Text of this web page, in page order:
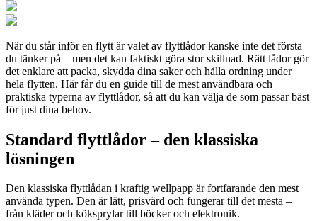
När du står inför en flytt är valet av flyttlådor kanske inte det första
du tänker på – men det kan faktiskt göra stor skillnad. Rätt lådor gör
det enklare att packa, skydda dina saker och hålla ordning under
hela flytten. Här får du en guide till de mest användbara och
praktiska typerna av flyttlådor, så att du kan välja de som passar bäst
för just dina behov.
Standard flyttlådor – den klassiska
lösningen
Den klassiska flyttlådan i kraftig wellpapp är fortfarande den mest
använda typen. Den är lätt, prisvärd och fungerar till det mesta –
från kläder och köksprylar till böcker och elektronik.